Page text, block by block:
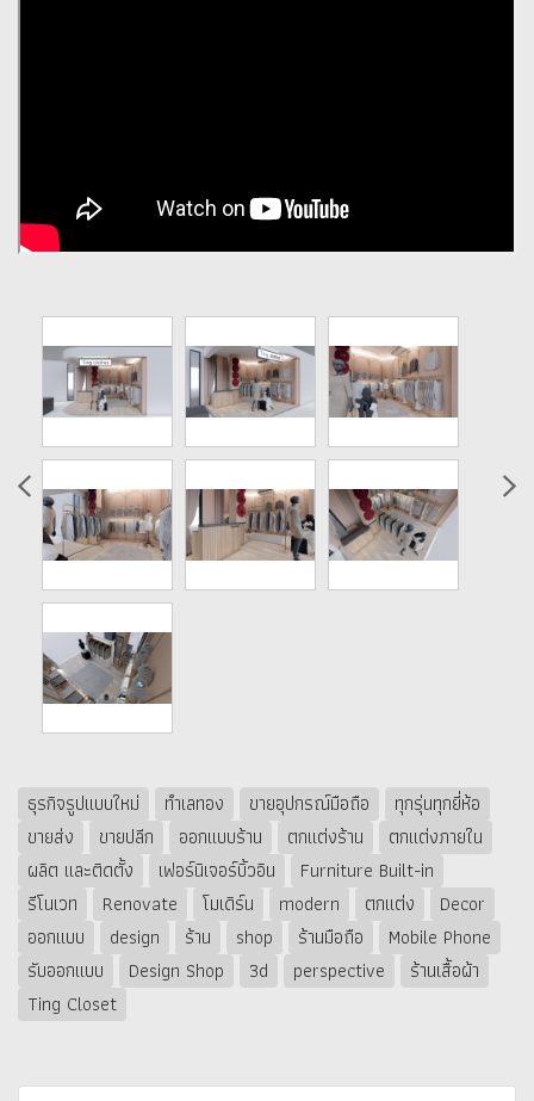
ธุรกิจรูปแบบใหม่ ทำเลทอง ขายอุปกรณ์มือถือ
ทุกรุ่นทุกยี่ห้อ
ขายส่ง
ขายปลีก ออกแบบร้าน ตกแต่งร้าน
ตกแต่งภายใน
ผลิต และติดตั้ง
เฟอร์นิเจอร์บิ้วอิน
Furniture Built-in
รีโนเวท
Renovate โมเดิร์น modern ตกแต่ง
Decor
ออกแบบ
design ร้าน shop ร้านมือถือ
Mobile Phone
รับออกแบบ
Design Shop 3d perspective
ร้านเสื้อผ้า
Ting Closet